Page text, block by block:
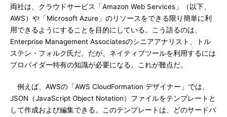
両社は、クラウドサービス「Amazon Web Services」（以下、
AWS）や「Microsoft Azure」のリソースをできる限り簡単に利
用できるようにすることを目的にしている。こう語るのは、
Enterprise Management Associatesのシニアアナリスト、トル
ステン・フォルク氏だ。だが、ネイティブツールを利用するには
プロバイダー特有の知識が必要になる。これが難点だ。
例えば、AWSの「AWS CloudFormation デザイナー」では、
JSON（JavaScript Object Notation）ファイルをテンプレートと
して作成および編集できる。このテンプレートは、どのサードパ